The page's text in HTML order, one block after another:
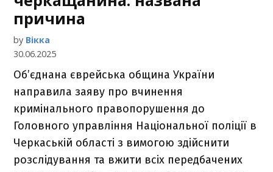
причина
by Вікка
30.06.2025
Об’єднана єврейська община України
направила заяву про вчинення
кримінального правопорушення до
Головного управління Національної поліції в
Черкаській області з вимогою здійснити
розслідування та вжити всіх передбачених